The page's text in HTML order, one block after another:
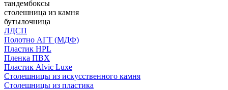
тандембоксы
столешница из камня
бутылочница
ЛДСП
Полотно АГТ (МДФ)
Пластик HPL
Пленка ПВХ
Пластик Alvic Luxe
Столешницы из искусственного камня
Столешницы из пластика